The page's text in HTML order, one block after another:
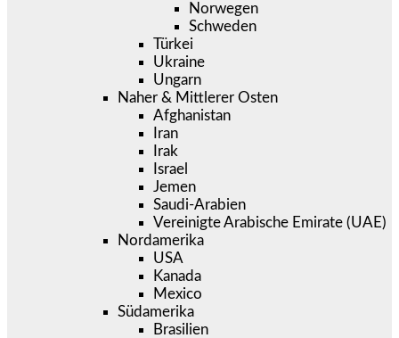
Norwegen
Schweden
Türkei
Ukraine
Ungarn
Naher & Mittlerer Osten
Afghanistan
Iran
Irak
Israel
Jemen
Saudi-Arabien
Vereinigte Arabische Emirate (UAE)
Nordamerika
USA
Kanada
Mexico
Südamerika
Brasilien